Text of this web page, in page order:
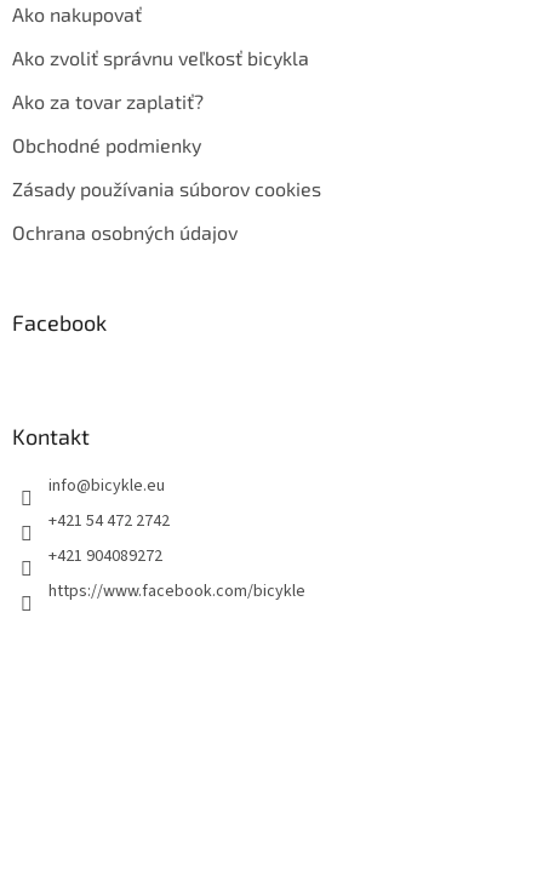
Ako nakupovať
Ako zvoliť správnu veľkosť bicykla
Ako za tovar zaplatiť?
Obchodné podmienky
Zásady používania súborov cookies
Ochrana osobných údajov
Facebook
Kontakt
info@bicykle.eu
+421 54 472 2742
+421 904089272
https://www.facebook.com/bicykle